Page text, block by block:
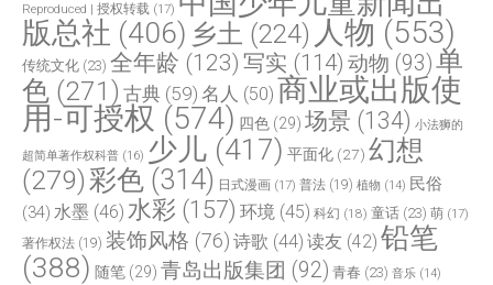
Reproduced | 授权转载 (17)
版总社 (406) 乡土 (224) 人物 (553)
传统文化 (23) 全年龄 (123) 写实 (114) 动物 (93)单
色 (271) 古典 (59) 名人 (50) 商业或出版使
用-可授权 (574) 四色 (29) 场景 (134) 小法狮的
超简单著作权科普 (16) 少儿 (417) 平面化 (27) 幻想
(279)彩色 (314) 日式漫画 (17) 普法 (19) 植物 (14) 民俗
(34) 水墨 (46) 水彩 (157) 环境 (45) 科幻 (18) 童话 (23) 萌 (17)
著作权法 (19) 装饰风格 (76) 诗歌 (44) 读友 (42) 铅笔
(388) 随笔 (29) 青岛出版集团 (92) 青春 (23) 音乐 (14)